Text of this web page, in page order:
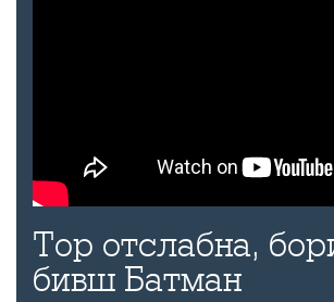
Тор отслабна,
бивш Батман